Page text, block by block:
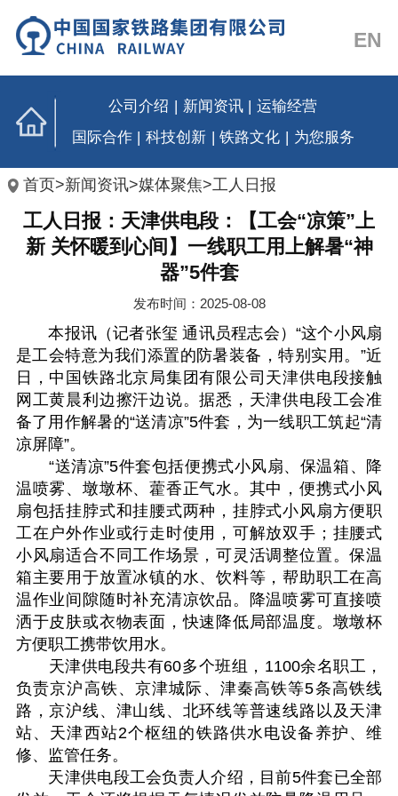
EN
公司介绍 新闻资讯
运输经营
国际合作 | 科技创新 | 铁路文化 | 为您服务
首页>新闻资讯>媒体聚焦>工人日报
工人日报：天津供电段：【工会“凉策”上
新 关怀暖到心间】一线职工用上解暑“神
器”5件套
发布时间：2025-08-08
本报讯（记者张玺 通讯员程志会）“这个小风扇
是工会特意为我们添置的防暑装备，特别实用。”近
日，中国铁路北京局集团有限公司天津供电段接触
网工黄晨利边擦汗边说。据悉，天津供电段工会准
备了用作解暑的“送清凉”5件套，为一线职工筑起“清
凉屏障”。
“送清凉”5件套包括便携式小风扇、保温箱、降
温喷雾、墩墩杯、藿香正气水。其中，便携式小风
扇包括挂脖式和挂腰式两种，挂脖式小风扇方便职
工在户外作业或行走时使用，可解放双手；挂腰式
小风扇适合不同工作场景，可灵活调整位置。保温
箱主要用于放置冰镇的水、饮料等，帮助职工在高
温作业间隙随时补充清凉饮品。降温喷雾可直接喷
洒于皮肤或衣物表面，快速降低局部温度。墩墩杯
方便职工携带饮用水。
天津供电段共有60多个班组，1100余名职工，
负责京沪高铁、京津城际、津秦高铁等5条高铁线
路，京沪线、津山线、北环线等普速线路以及天津
站、天津西站2个枢纽的铁路供水电设备养护、维
修、监管任务。
天津供电段工会负责人介绍，目前5件套已全部